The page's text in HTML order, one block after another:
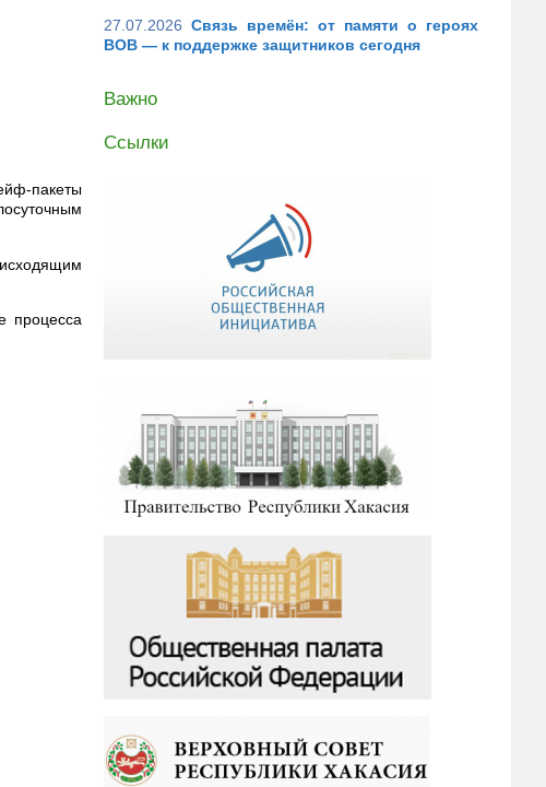
пакеты
процесса
27.07.2026 Связь времён: от памяти о героях
ВОВ — к поддержке защитников сегодня
Важно
Ссылки